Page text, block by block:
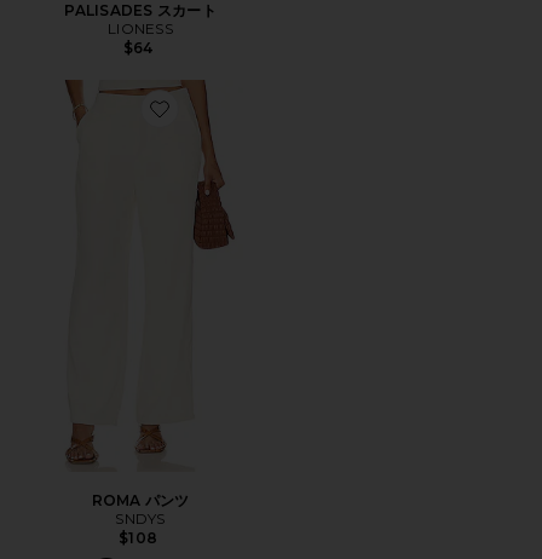
PALISADES スカート
LIONESS
$64
Favorite ROMA パンツ
ROMA パンツ
SNDYS
$108